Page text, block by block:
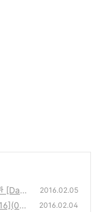
[Day1
2016.02.05
2016.02.04